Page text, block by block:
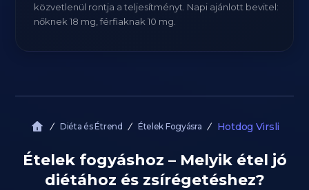
közvetlenül rontja a teljesítményt. Napi ajánlott bevitel:
nőknek 18 mg, férfiaknak 10 mg.
Diéta és Étrend Ételek Fogyásra Hotdog Virsli
Ételek fogyáshoz – Melyik étel jó
diétához és zsírégetéshez?